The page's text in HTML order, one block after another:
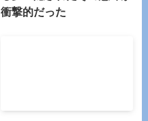
衝撃的だった